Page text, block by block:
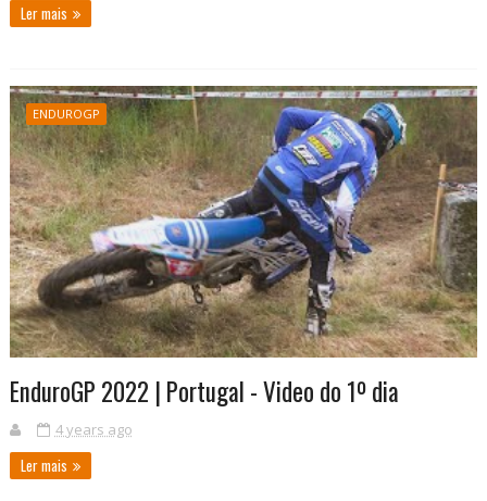
Ler mais
ENDUROGP
EnduroGP 2022 | Portugal - Video do 1º dia
4 years ago
Ler mais